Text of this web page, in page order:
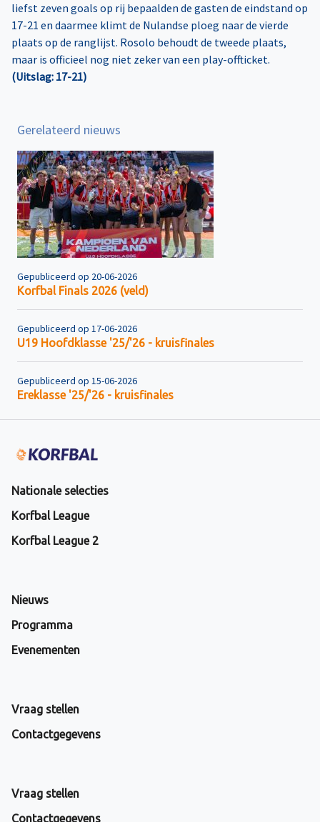
liefst zeven goals op rij bepaalden de gasten de eindstand op
17-21 en daarmee klimt de Nulandse ploeg naar de vierde
plaats op de ranglijst. Rosolo behoudt de tweede plaats,
maar is officieel nog niet zeker van een play-offticket.
(Uitslag: 17-21)
Gerelateerd nieuws
Gepubliceerd op 20-06-2026
Korfbal Finals 2026 (veld)
Gepubliceerd op 17-06-2026
U19 Hoofdklasse '25/'26 - kruisfinales
Gepubliceerd op 15-06-2026
Ereklasse '25/'26 - kruisfinales
Nationale selecties
Korfbal League
Korfbal League 2
Nieuws
Programma
Evenementen
Vraag stellen
Contactgegevens
Vraag stellen
Contactgegevens